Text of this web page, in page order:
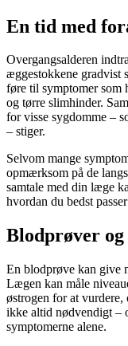
En tid med
Overgangsalderen
æggestokkene gradvist
føre til symptomer som
og tørre slimhinder.
for visse sygdomme –
– stiger.
Selvom mange
opmærksom på de
samtale med din læge
hvordan du bedst
Blodprøver
En blodprøve kan give
Lægen kan måle
østrogen for at
ikke altid nødvendigt –
symptomerne alene.